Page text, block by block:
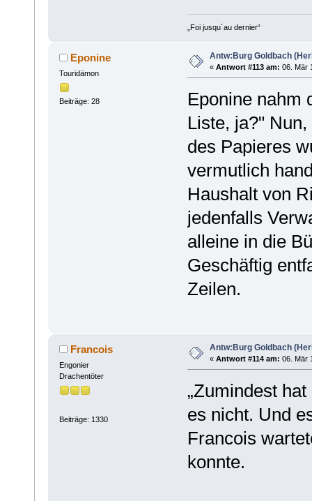
„Foi jusqu´au dernier“
Eponine
Touridämon
Beiträge: 28
Antw:Burg Goldbach
« Antwort #113 am: 06. Mär
Eponine nahm
Liste, ja?"
des Papieres
vermutlich
Haushalt von
jedenfalls
alleine in die
Geschäftig
Zeilen.
Francois
Engonier
Drachentöter
Beiträge: 1330
Antw:Burg Goldbach
« Antwort #114 am: 06. Mär
„Zumindest
es nicht. Und
Francois
konnte.